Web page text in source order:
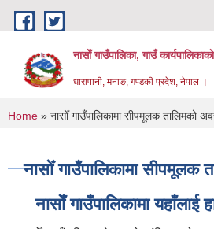
Skip to main content
नासाेँ गाउँपालिका, गाउँ
धारापानी, मनाङ, गण्डकी प्रदेश, नेपाल ।
You are here
Home » नासोँ गाउँपालिकामा सीपमूलक तालिमको
नासोँ गाउँपालिकामा सीपमूलक
नासाेँ गाउँपालिकामा यहाँलाई